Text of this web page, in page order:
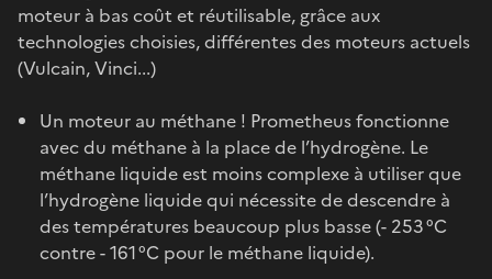
moteur à bas coût et réutilisable, grâce aux
technologies choisies, différentes des moteurs actuels
(Vulcain, Vinci...)
Un moteur au méthane ! Prometheus fonctionne
avec du méthane à la place de l’hydrogène. Le
méthane liquide est moins complexe à utiliser que
l’hydrogène liquide qui nécessite de descendre à
des températures beaucoup plus basse (- 253 °C
contre - 161 °C pour le méthane liquide).